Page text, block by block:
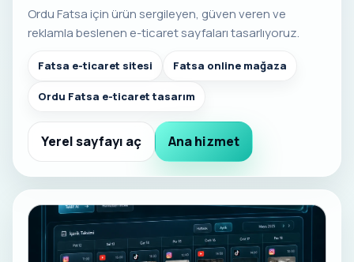
Ordu Fatsa için ürün sergileyen, güven veren ve
reklamla beslenen e-ticaret sayfaları tasarlıyoruz.
Fatsa e-ticaret sitesi Fatsa online mağaza
Ordu Fatsa e-ticaret tasarım
Yerel sayfayı aç Ana hizmet